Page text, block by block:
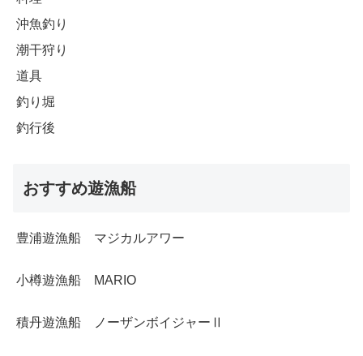
沖魚釣り
潮干狩り
道具
釣り堀
釣行後
おすすめ遊漁船
豊浦遊漁船 マジカルアワー
小樽遊漁船 MARIO
積丹遊漁船 ノーザンボイジャーⅡ